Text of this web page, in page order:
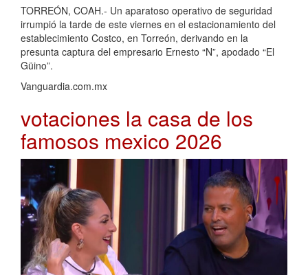
TORREÓN, COAH.- Un aparatoso operativo de seguridad
irrumpió la tarde de este viernes en el estacionamiento del
establecimiento Costco, en Torreón, derivando en la
presunta captura del empresario Ernesto “N”, apodado “El
Güino”.
Vanguardia.com.mx
votaciones la casa de los
famosos mexico 2026